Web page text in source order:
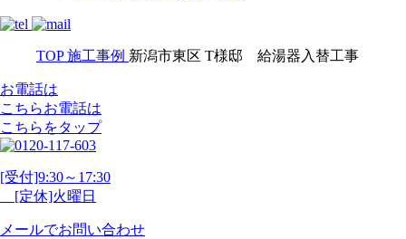
TOP 施工事例 新潟市東区 T様邸 給湯器入替工事
お電話は
こちらお電話は
こちらをタップ
[受付]9:30～17:30
[定休]火曜日
メールでお問い合わせ